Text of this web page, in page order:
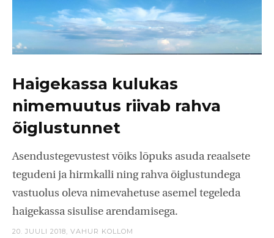
Haigekassa kulukas
nimemuutus riivab rahva
õiglustunnet
Asendustegevustest võiks lõpuks asuda reaalsete
tegudeni ja hirmkalli ning rahva õiglustundega
vastuolus oleva nimevahetuse asemel tegeleda
haigekassa sisulise arendamisega.
20. JUULI 2018, VAHUR KOLLOM